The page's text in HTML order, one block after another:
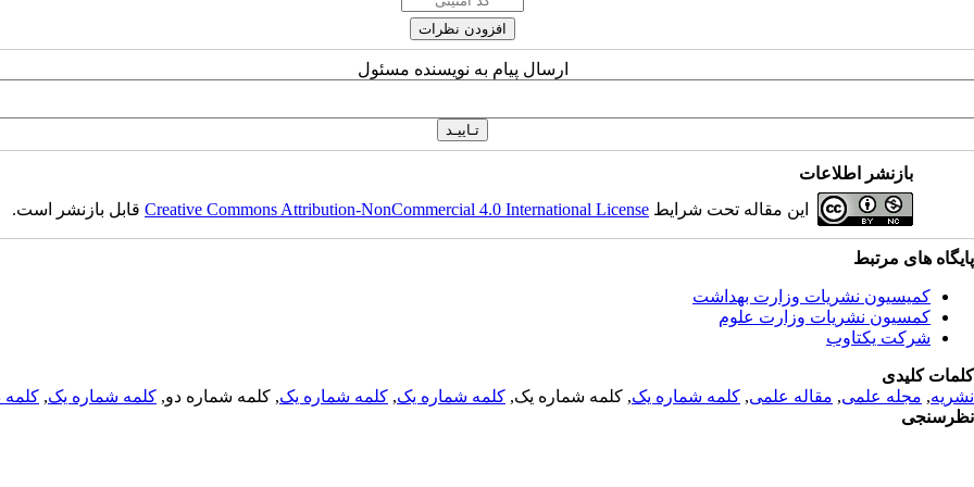
ارسال پیام به نویسنده مسئول
بازنشر اطلاعات
این مقاله تحت شرایط Creative Commons Attribution-NonCommercial 4.0 International Licenseقابل بازنشر است.
پایگاه های مرتبط
کمیسیون نشریات وزارت بهداشت
کمسیون نشریات وزارت علوم
شرکت یکتاوب
کلمات کلیدی
نشریه, مجله علمی, مقاله علمی, کلمه شماره یک, کلمه شماره یک, کلمه شماره یک, کلمه شماره یک, کلمه شماره دو, کلمه شماره یک, کلمه
نظرسنجی